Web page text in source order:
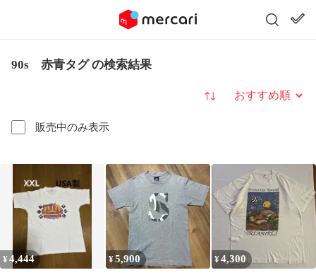
90s 赤青タグ の検索結果
販売中のみ表示
並び替え
¥4,444 ¥5,900 ¥4,300